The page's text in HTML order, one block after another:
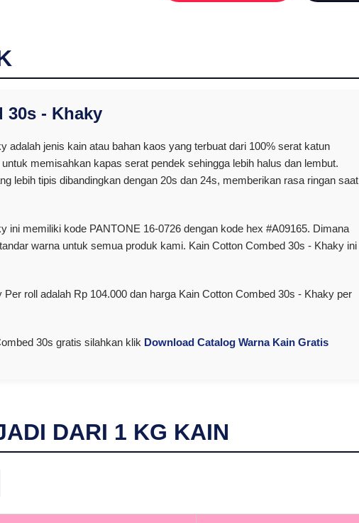
30s - Khaky
adalah jenis kain atau bahan kaos yang terbuat dari 100% serat katun
memisahkan kapas serat pendek sehingga lebih halus dan lembut.
lebih tipis dibandingkan dengan 20s dan 24s, memberikan rasa ringan saat
ini memiliki kode PANTONE 16-0726 dengan kode hex #A09165. Dimana
warna untuk semua produk kami. Kain Cotton Combed 30s - Khaky ini
roll adalah Rp 104.000 dan harga Kain Cotton Combed 30s - Khaky per
30s gratis silahkan klik Download Catalog Warna Kain Gratis
DARI 1 KG KAIN